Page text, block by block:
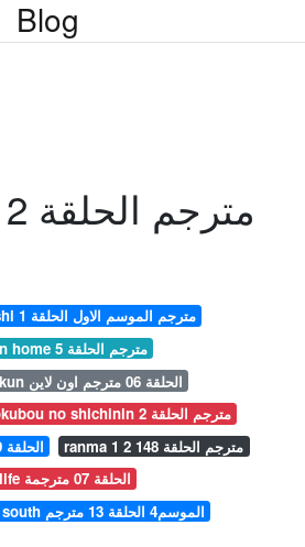
Blog
Noblesse مترجم الحلقة 2
quanzhi fashi مترجم الموسم الاول الحلقة 1
raven home مترجم الحلقة 5
renai boukun الحلقة 06 مترجم اون لاين
rainbow nisha rokubou no shichinin مترجم الحلقة 2
real man الحلقة 49 مترجمة
ranma 1 2 مترجم الحلقة 148
relife الحلقة 07 مترجمة
queen of the south الموسم4 الحلقة 13 مترجم